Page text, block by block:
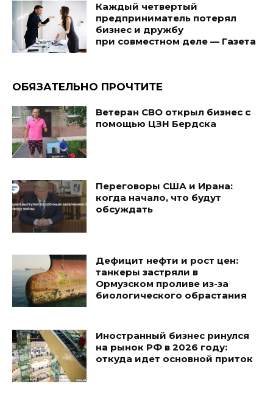
Каждый четвертый
предприниматель потерял
бизнес и дружбу
при совместном деле — Газета
ОБЯЗАТЕЛЬНО ПРОЧТИТЕ
Ветеран СВО открыл бизнес с
помощью ЦЗН Бердска
Переговоры США и Ирана:
когда начало, что будут
обсуждать
Дефицит нефти и рост цен:
танкеры застряли в
Ормузском проливе из-за
биологического обрастания
Иностранный бизнес ринулся
на рынок РФ в 2026 году:
откуда идет основной приток